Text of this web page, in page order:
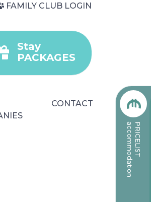
PRICELIST
accommodation
FAMILY CLUB LOGIN
Stay
PACKAGES
CONTACT